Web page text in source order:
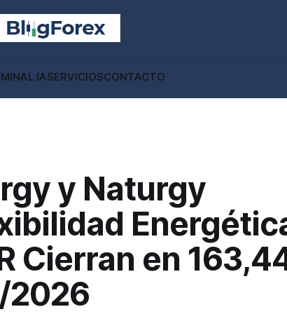
IASERVICIOSCONTACTO
y Naturgy
Cierran en
2026